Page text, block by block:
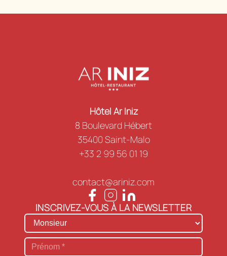
Hôtel Ar Iniz
8 Boulevard Hébert
35400 Saint-Malo
+33 2 99 56 01 19
contact@ariniz.com
INSCRIVEZ-VOUS À LA NEWSLETTER